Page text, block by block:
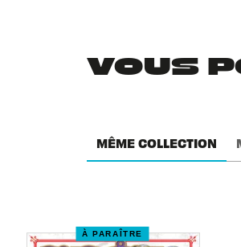
VOUS
MÊME COLLECTION
À PARAÎTRE